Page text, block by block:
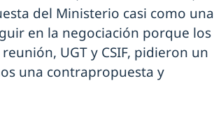
del Ministerio casi como una
en la negociación porque los
UGT y CSIF, pidieron un
una contrapropuesta y